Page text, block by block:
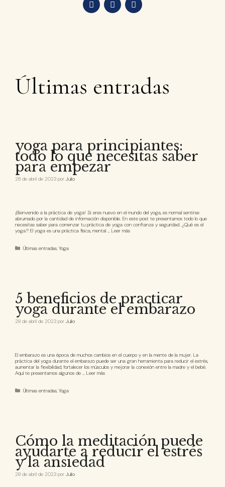
Últimas entradas
yoga para principiantes:
todo lo que necesitas saber
para empezar
28 de abril de 2023 por Julio
¡Bienvenido a la práctica de yoga! Si eres nuevo en el mundo del yoga, es normal sentirse
abrumado por la cantidad de información disponible. En este post te presentamos todo lo que
necesitas saber para comenzar tu práctica de yoga con confianza y seguridad. ¿Qué es el
yoga? El yoga es una práctica física, mental … Leer más
Últimas entradas, Yoga
5 beneficios de practicar
yoga durante el embarazo
28 de abril de 2023 por Julio
El embarazo es una época de muchos cambios en el cuerpo y en la mente de la mujer. La
práctica del yoga durante el embarazo puede ser una gran herramienta para reducir el estrés,
aumentar la flexibilidad, fortalecer los músculos y mejorar la conexión entre la madre y el bebé.
Aquí te presentamos algunos de … Leer más
Últimas entradas, Yoga
Cómo la meditación puede
ayudarte a reducir el estrés
y la ansiedad
28 de abril de 2023 por Julio